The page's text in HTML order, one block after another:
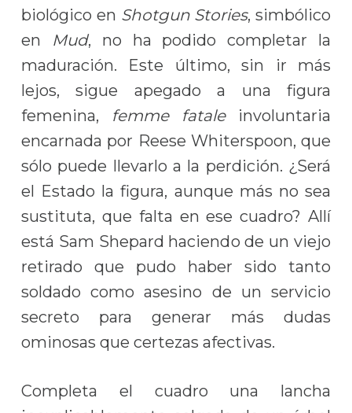
biológico en Shotgun Stories, simbólico
en Mud, no ha podido completar la
maduración. Este último, sin ir más
lejos, sigue apegado a una figura
femenina, femme fataleinvoluntaria
encarnada por Reese Whiterspoon, que
sólo puede llevarlo a la perdición. ¿Será
el Estado la figura, aunque más no sea
sustituta, que falta en ese cuadro? Allí
está Sam Shepard haciendo de un viejo
retirado que pudo haber sido tanto
soldado como asesino de un servicio
secreto para generar más dudas
ominosas que certezas afectivas.
Completa el cuadro una lancha